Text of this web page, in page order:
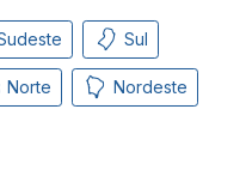
Sul
Norte Nordeste